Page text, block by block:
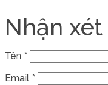
Nhận
Tên *
Email *